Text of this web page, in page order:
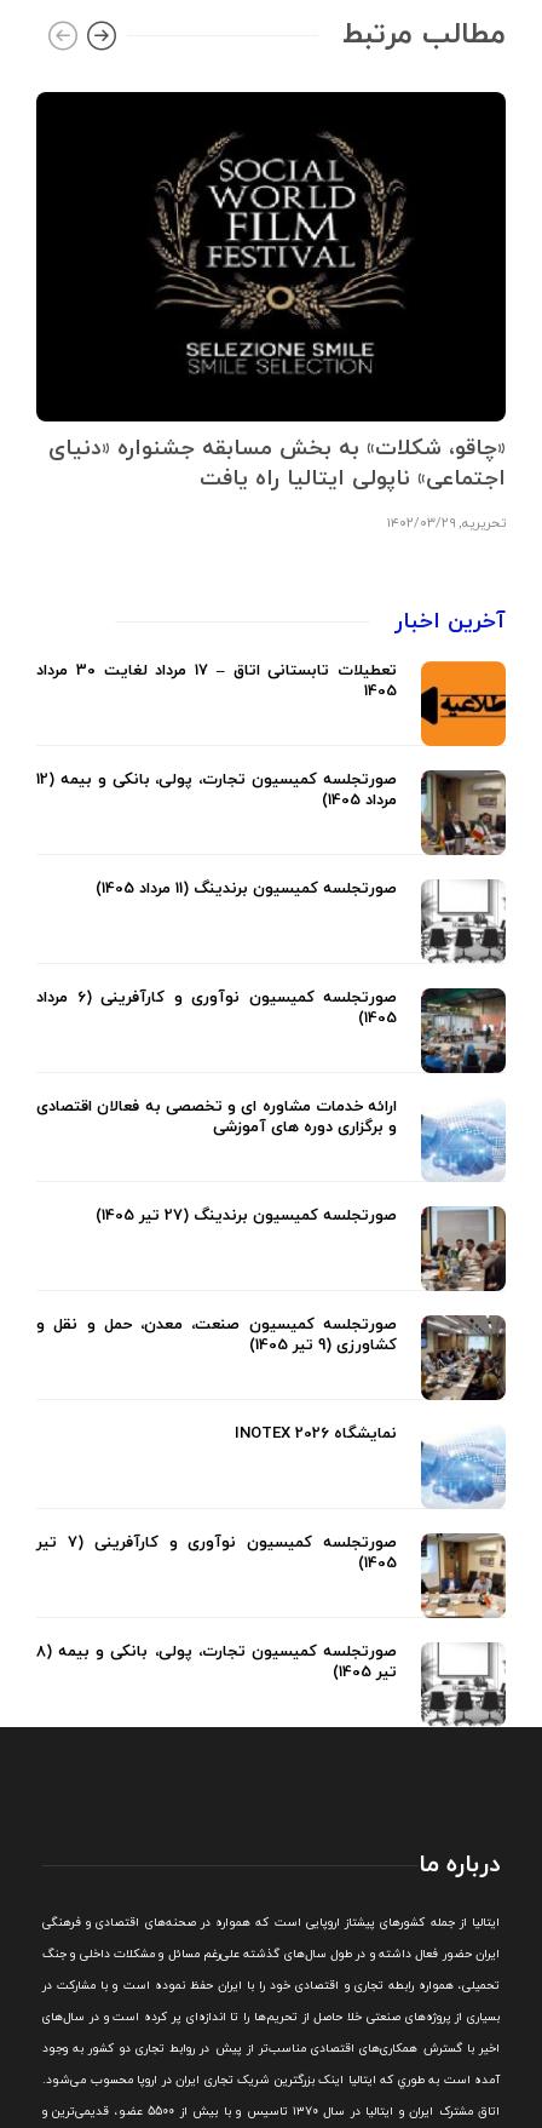
مطالب مرتبط
«چاقو، شکلات» به بخش مسابقه جشنواره «دنیای
اجتماعی» ناپولی ایتالیا راه یافت
تحریریه, ۱۴۰۲/۰۳/۲۹
آخرین اخبار
تعطیلات تابستانی اتاق – 17 مرداد لغایت 30 مرداد
1405
صورتجلسه کمیسیون تجارت، پولی، بانکی و بیمه (12
مرداد 1405)
صورتجلسه کمیسیون برندینگ (11 مرداد 1405)
صورتجلسه کمیسیون نوآوری و کارآفرینی (6 مرداد
1405)
ارائه خدمات مشاوره ای و تخصصی به فعالان اقتصادی
و برگزاری دوره های آموزشی
صورتجلسه کمیسیون برندینگ (27 تیر 1405)
صورتجلسه کمیسیون صنعت، معدن، حمل و نقل و
کشاورزی (9 تیر 1405)
نمایشگاه INOTEX 2026
صورتجلسه کمیسیون نوآوری و کارآفرینی (7 تیر
1405)
صورتجلسه کمیسیون تجارت، پولی، بانکی و بیمه (8
تیر 1405)
درباره ما
ايتاليا از جمله کشورهای پيشتاز اروپایی است که همواره در صحنه‌های اقتصادی و فرهنگی
ايران حضور فعال داشته و در طول سال‌های گذشته علی‌رغم مسائل و مشکلات داخلی و جنگ
تحميلی، همواره رابطه تجاری و اقتصادی خود را با ايران حفظ نموده است و با مشارکت در
بسياری از پروژه‌های صنعتی خلا حاصل از تحريم‌ها را تا اندازه‌ای پر کرده است و در سال‌های
اخير با گسترش همکاری‌های اقتصادی مناسب‌تر از پيش در روابط تجاری دو کشور به وجود
آمده است به طوري که ايتاليا اينک بزرگترين شريک تجاری ايران در اروپا محسوب می‌شود.
اتاق مشترک ایران و ایتالیا در سال ۱۳۷۰ تاسیس و با بیش از 5500 عضو، قدیمی‌ترین و